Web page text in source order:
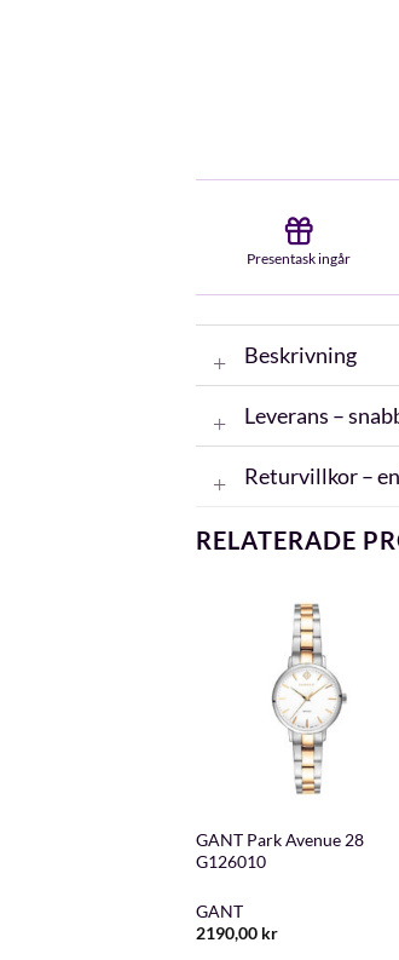
Presentask ingår
Beskrivning
Leverans –
Returvillkor –
RELATERADE
GANT Park Avenue 28
G126010
GANT
2190,00 kr